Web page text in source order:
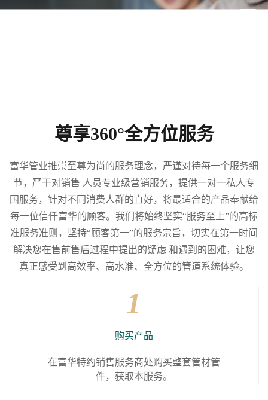
尊享360°全方位服务
富华管业推崇至尊为尚的服务理念，严谨对待每一个服务细
节，严干对销售 人员专业级营销服务，提供一对一私人专
国服务，针对不同消费人群的直好，将最适合的产品奉献给
每一位信仟富华的顾客。我们将始终坚实“服务至上”的高标
准服务准则，坚持“顾客第一”的服务宗旨，切实在第一时间
解决您在售前售后过程中提出的疑虑 和遇到的困难，让您
真正感受到高效率、高水准、全方位的管道系统体验。
1
购买产品
在富华特约销售服务商处购买整套管材管
件，获取本服务。